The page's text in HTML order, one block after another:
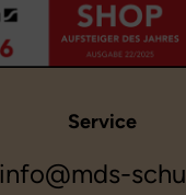
Service
info@mds-